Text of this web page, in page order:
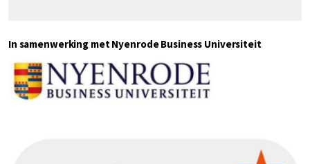
In samenwerking met Nyenrode Business Universiteit